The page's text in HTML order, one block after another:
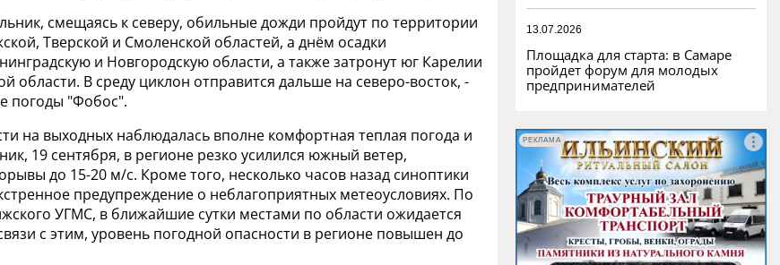
смещаясь к северу, обильные дожди пройдут по территории
Тверской и Смоленской областей, а днём осадки
и Новгородскую области, а также затронут юг Карелии
области. В среду циклон отправится дальше на северо-восток, -
погоды "Фобос".
на выходных наблюдалась вполне комфортная теплая погода и
19 сентября, в регионе резко усилился южный ветер,
до 15-20 м/с. Кроме того, несколько часов назад синоптики
предупреждение о неблагоприятных метеоусловиях. По
УГМС, в ближайшие сутки местами по области ожидается
с этим, уровень погодной опасности в регионе повышен до
13.07.2026
Площадка для старта: в Самаре
пройдет форум для молодых
предпринимателей
РЕКЛАМА